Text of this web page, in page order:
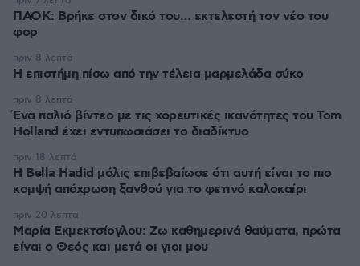
ΠΑΟΚ: Βρήκε στον δικό του… εκτελεστή τον νέο του
φορ
Η επιστήμη πίσω από την τέλεια μαρμελάδα σύκο
πριν 8 λεπτά
Ένα παλιό βίντεο με τις χορευτικές ικανότητες του Tom
Holland έχει εντυπωσιάσει το διαδίκτυο
πριν 8 λεπτά
Η Bella Hadid μόλις επιβεβαίωσε ότι αυτή είναι το πιο
κομψή απόχρωση ξανθού για το φετινό καλοκαίρι
πριν 18 λεπτά
Μαρία Εκμεκτσίογλου: Ζω καθημερινά θαύματα, πρώτα
είναι ο Θεός και μετά οι γιοι μου
πριν 20 λεπτά